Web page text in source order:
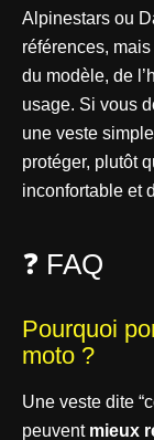
Alpinestars ou
références,
du modèle, de
usage. Si vous
une veste
protéger, plutôt
inconfortable et
❓ FAQ
Pourquoi
moto ?
Une veste dite
peuvent mieux